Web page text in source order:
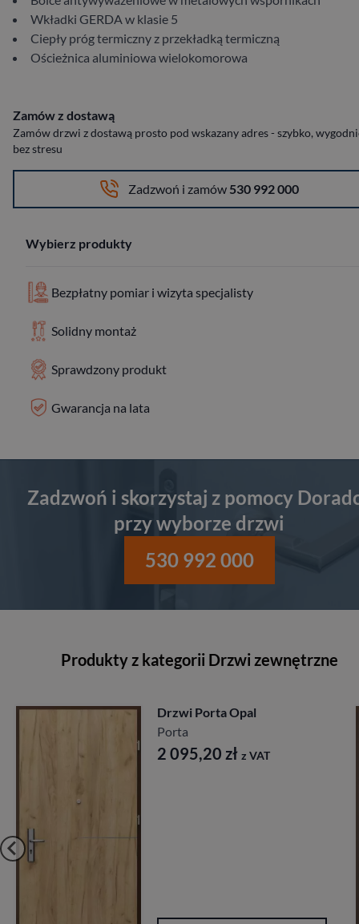
Wkładki GERDA w klasie 5
Ciepły próg termiczny z przekładką termiczną
Ościeżnica aluminiowa wielokomorowa
Zamów z dostawą
Zamów drzwi z dostawą prosto pod wskazany adres - szybko,
bez stresu
Zadzwoń i zamów 530 992 000
Wybierz produkty
Bezpłatny pomiar i wizyta specjalisty
Solidny montaż
Sprawdzony produkt
Gwarancja na lata
Zadzwoń i skorzystaj z pomocy
przy wyborze drzwi
530 992 000
Produkty z kategorii Drzwi zewnętrzne
Drzwi Porta Opal
2 095,20 z VAT